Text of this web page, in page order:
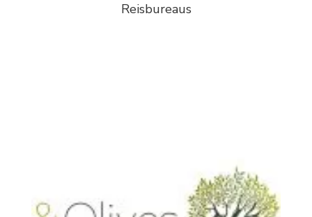
Reisbureaus